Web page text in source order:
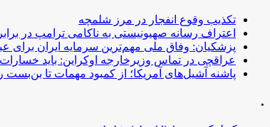
تکذیب وقوع انفجار در مرز شلمچه
اعتراف رسانه صهیونیستی به ناکامی ترامپ در
پزشکیان: وفاق ملی مهم‌ترین سرمایه ایران
عراقچی در تماس وزیرخارجه اوکراین: باید
پاشنه آشیل‌های آمریکا؛ از کمبود مهمات تا بن‌بست
.